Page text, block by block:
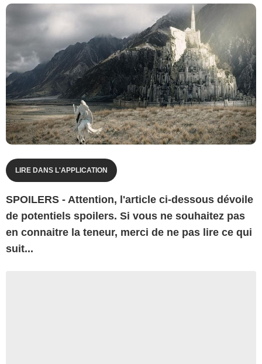
LIRE DANS L'APPLICATION
SPOILERS - Attention, l'article ci-dessous dévoile
de potentiels spoilers. Si vous ne souhaitez pas
en connaitre la teneur, merci de ne pas lire ce qui
suit...